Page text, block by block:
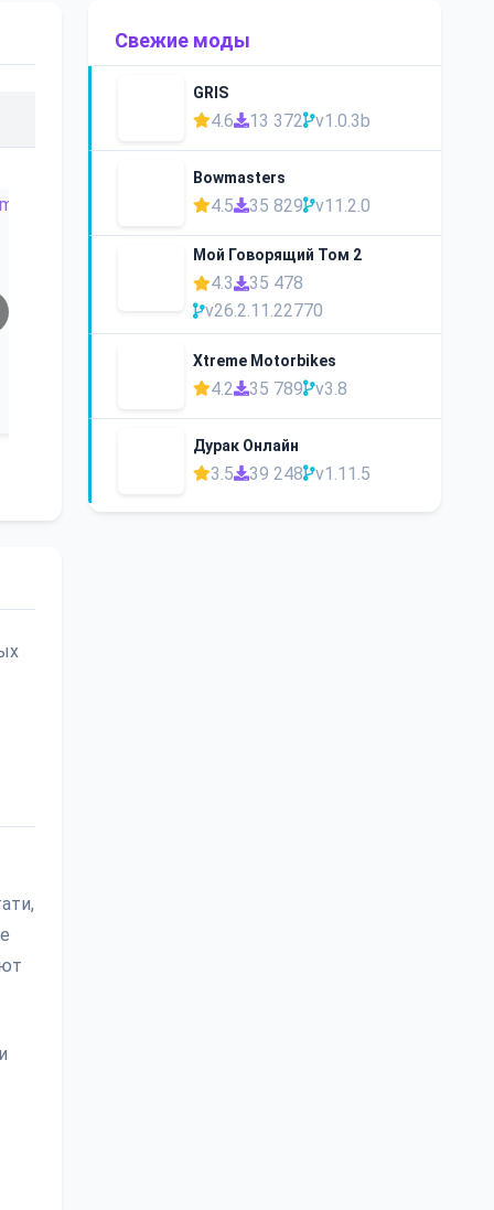
Свежие моды
GRIS
4.6 13 372 v1.0.3b
Bowmasters
4.5 35 829 v11.2.0
Мой Говорящий Том 2
4.3
35 478
v26.2.11.22770
Xtreme Motorbikes
4.2 35 789 v3.8
Дурак Онлайн
3.5 39 248 v1.11.5